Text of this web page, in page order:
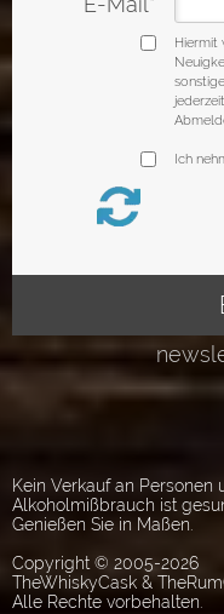
Kein Verkauf an Personen
Alkoholmißbrauch ist
Genießen Sie in Maßen.
Copyright © 2005-2026
TheWhiskyCask &
Alle Rechte vorbehalten.